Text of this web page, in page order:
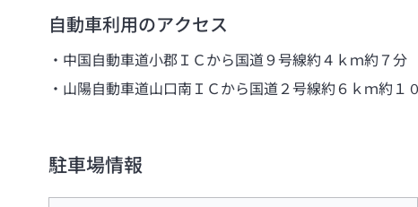
自動車利用のアクセス
中国自動車道小郡ＩＣから国道９号線約４ｋｍ約７分
山陽自動車道山口南ＩＣから国道２号線約６ｋｍ約１
駐車場情報